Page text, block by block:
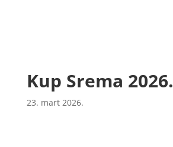
Kup Srema 2026.
23. mart 2026.